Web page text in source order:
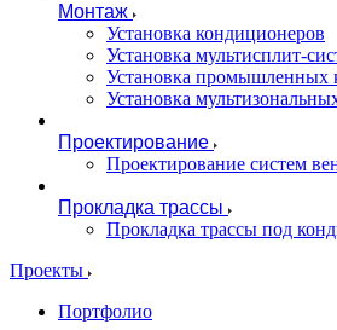
Монтаж
Установка кондиционеров
Установка мультисплит-
Установка промышленных
Установка
Проектирование
Проектирование систем
Прокладка трассы
Прокладка трассы под
Проекты
Портфолио